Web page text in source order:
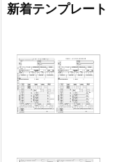
新着テンプレート